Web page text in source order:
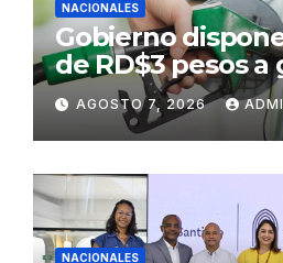
NACIONALES
Gobierno
de RD$3 pesos a
premium y
AGOSTO 7, 2026
NACIONALES